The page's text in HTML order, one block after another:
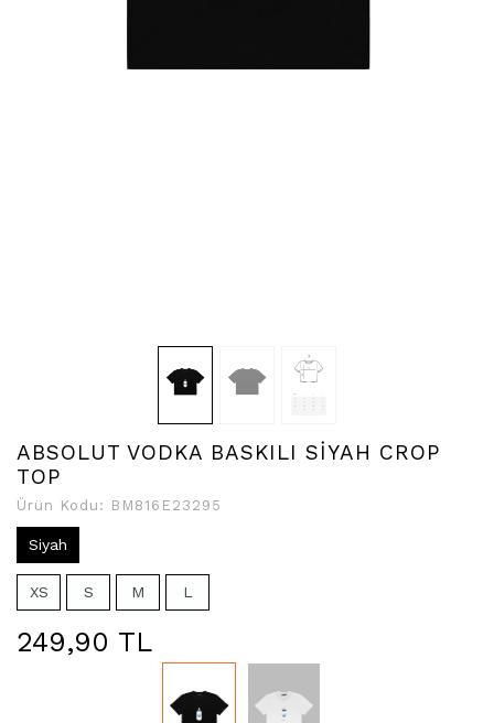
ABSOLUT VODKA BASKILI SİYAH CROP
TOP
Ürün Kodu: BM816E23295
Siyah
XS S M L
249,90 TL